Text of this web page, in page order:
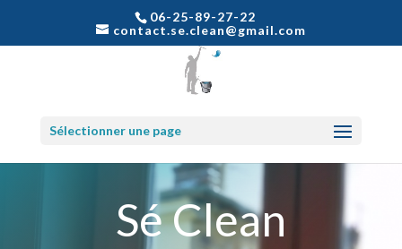
06-25-89-27-22
contact.se.clean@gmail.com
Sélectionner une page
Sé Clean